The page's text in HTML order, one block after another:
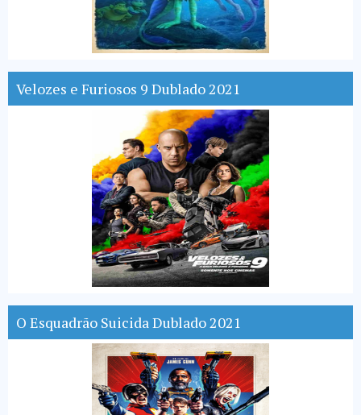
Velozes e Furiosos 9 Dublado 2021
O Esquadrão Suicida Dublado 2021